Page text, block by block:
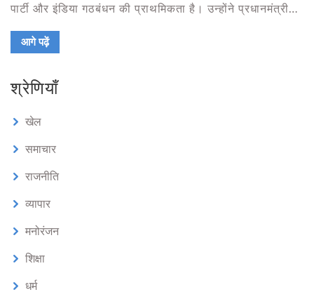
पार्टी और इंडिया गठबंधन की प्राथमिकता है। उन्होंने प्रधानमंत्री
किया।
आगे पढ़ें
श्रेणियाँ
खेल
समाचार
राजनीति
व्यापार
मनोरंजन
शिक्षा
धर्म